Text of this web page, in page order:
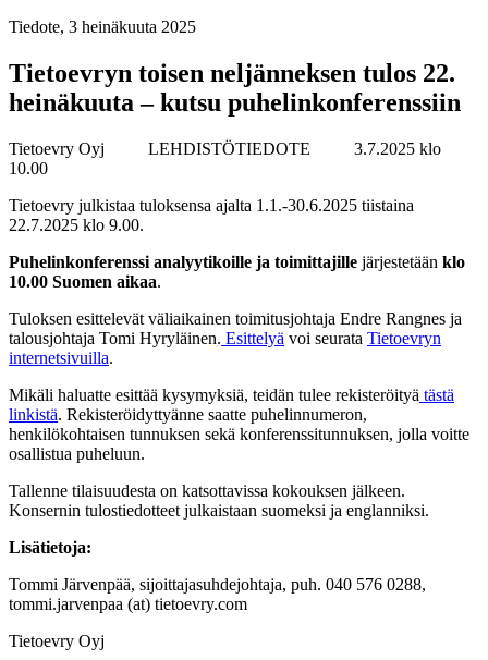
Tiedote, 3 heinäkuuta 2025
Tietoevryn toisen neljänneksen tulos 22.
heinäkuuta – kutsu puhelinkonferenssiin
Tietoevry Oyj LEHDISTÖTIEDOTE
3.7.2025 klo
10.00
Tietoevry julkistaa tuloksensa ajalta 1.1.-30.6.2025 tiistaina
22.7.2025 klo 9.00.
Puhelinkonferenssi analyytikoille ja toimittajille järjestetään klo
10.00 Suomen aikaa.
Tuloksen esittelevät väliaikainen toimitusjohtaja Endre Rangnes ja
talousjohtaja Tomi Hyryläinen. Esittelyä voi seurata Tietoevryn
internetsivuilla.
Mikäli haluatte esittää kysymyksiä, teidän tulee rekisteröityä tästä
linkistä. Rekisteröidyttyänne saatte puhelinnumeron,
henkilökohtaisen tunnuksen sekä konferenssitunnuksen, jolla voitte
osallistua puheluun.
Tallenne tilaisuudesta on katsottavissa kokouksen jälkeen.
Konsernin tulostiedotteet julkaistaan suomeksi ja englanniksi.
Lisätietoja:
Tommi Järvenpää, sijoittajasuhdejohtaja, puh. 040 576 0288,
tommi.jarvenpaa (at) tietoevry.com
Tietoevry Oyj